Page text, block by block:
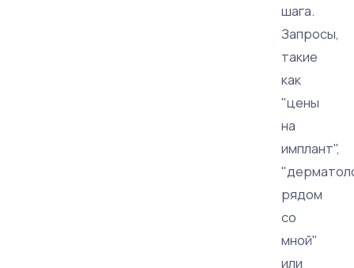
шага.
Запросы,
такие
как
"цены
на
имплант",
рядом
со
мной"
или